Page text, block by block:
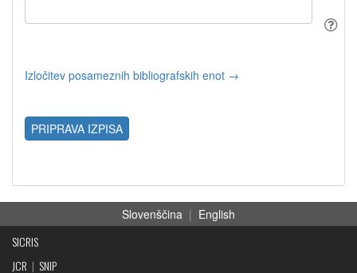
Izločitev posameznih bibliografskih enot →
PRIPRAVA IZPISA
Slovenščina | English
SICRIS
JCR | SNIP